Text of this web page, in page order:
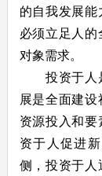
的自我发展能
必须立足人
对象需求。
投资于人
展是全面建
资源投入和
资于人促进
侧，投资于